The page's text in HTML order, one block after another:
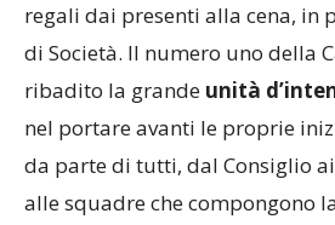
Presidente Reina, che a sua
regali dai presenti alla cena, in
di Società. Il numero uno della
ribadito la grandeunità
nel portare avanti le proprie
da parte di tutti, dal Consiglio